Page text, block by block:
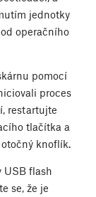
jednotky
operačního
pomocí
proces
restartujte
tlačítka a
knoflík.
USB flash
se, že je